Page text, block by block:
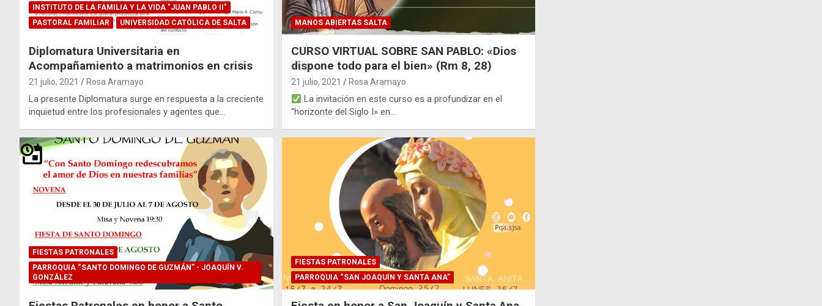
INSTITUTO DE LA FAMILIA Y LA VIDA "JUAN PABLO II"
PASTORAL FAMILIAR
UNIVERSIDAD CATÓLICA DE SALTA
Diplomatura Universitaria en
Acompañamiento a matrimonios en crisis
21 julio, 2021 Rosa Aramayo
La presente Diplomatura surge en respuesta a la creciente
inquietud entre los profesionales y agentes que…
MANOS ABIERTAS SALTA
CURSO VIRTUAL SOBRE SAN PABLO: «Dios
dispone todo para el bien» (Rm 8, 28)
21 julio, 2021 Rosa Aramayo
La invitación en este curso es a profundizar en el
“horizonte del Siglo I» en…
FIESTAS PATRONALES
PARROQUIA “SANTO DOMINGO DE GUZMÁN” - JOAQUÍN V.
GONZÁLEZ
FIESTAS PATRONALES
PARROQUIA “SAN JOAQUÍN Y SANTA ANA”